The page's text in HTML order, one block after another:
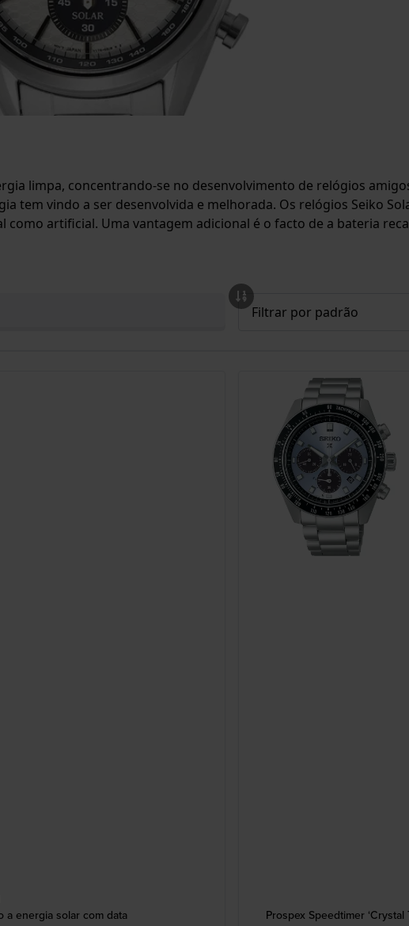
limpa, concentrando-se no desenvolvimento de relógios
tem vindo a ser desenvolvida e melhorada. Os relógios Seiko
artificial. Uma vantagem adicional é o facto de a bateria
a energia solar com data
Prospex Speedtimer